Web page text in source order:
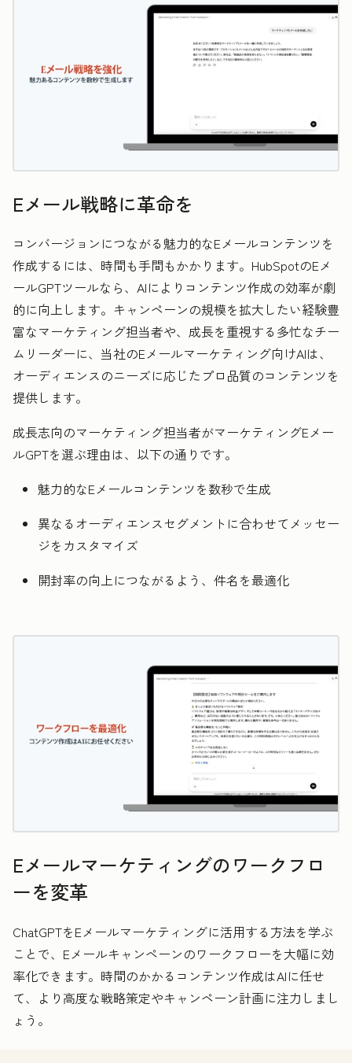
Eメール戦略に革命を
コンバージョンにつながる魅力的なEメールコンテンツを
作成するには、時間も手間もかかります。HubSpotのEメ
ールGPTツールなら、AIによりコンテンツ作成の効率が劇
的に向上します。キャンペーンの規模を拡大したい経験豊
富なマーケティング担当者や、成長を重視する多忙なチー
ムリーダーに、当社のEメールマーケティング向けAIは、
オーディエンスのニーズに応じたプロ品質のコンテンツを
提供します。
成長志向のマーケティング担当者がマーケティングEメー
ルGPTを選ぶ理由は、以下の通りです。
魅力的なEメールコンテンツを数秒で生成
異なるオーディエンスセグメントに合わせてメッセー
ジをカスタマイズ
開封率の向上につながるよう、件名を最適化
Eメールマーケティングのワークフロ
ーを変革
ChatGPTをEメールマーケティングに活用する方法を学ぶ
ことで、Eメールキャンペーンのワークフローを大幅に効
率化できます。時間のかかるコンテンツ作成はAIに任せ
て、より高度な戦略策定やキャンペーン計画に注力しまし
ょう。